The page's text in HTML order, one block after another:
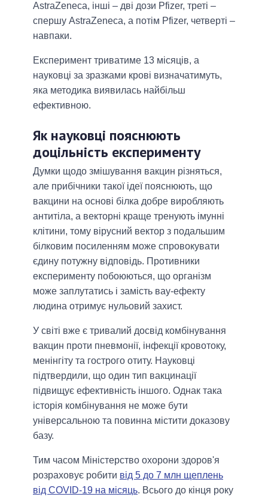
AstraZeneca, інші ‒ дві дози Pfizer, треті ‒
спершу AstraZeneca, а потім Pfizer, четверті ‒
навпаки.
Експеримент триватиме 13 місяців, а
науковці за зразками крові визначатимуть,
яка методика виявилась найбільш
ефективною.
Як науковці пояснюють
доцільність експерименту
Думки щодо змішування вакцин різняться,
але прибічники такої ідеї пояснюють, що
вакцини на основі білка добре виробляють
антитіла, а векторні краще тренують імунні
клітини, тому вірусний вектор з подальшим
білковим посиленням може спровокувати
єдину потужну відповідь. Противники
експерименту побоюються, що організм
може заплутатись і замість вау-ефекту
людина отримує нульовий захист.
У світі вже є тривалий досвід комбінування
вакцин проти пневмонії, інфекції кровотоку,
менінгіту та гострого отиту. Науковці
підтвердили, що один тип вакцинації
підвищує ефективність іншого. Однак така
історія комбінування не може бути
універсальною та повинна містити доказову
базу.
Тим часом Міністерство охорони здоров'я
розраховує робити від 5 до 7 млн ​​щеплень
від COVID-19 на місяць. Всього до кінця року